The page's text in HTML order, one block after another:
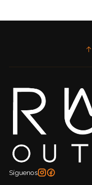
Síguenos